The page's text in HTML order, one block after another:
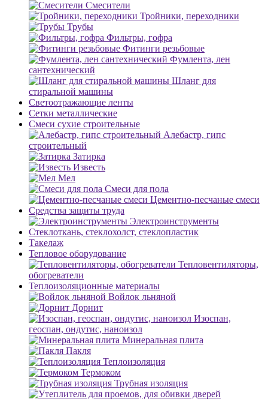
Смесители
Тройники, переходники
Трубы
Фильтры, гофра
Фитинги резьбовые
Фумлента, лен
сантехнический
Шланг для
стиральной машины
Светоотражающие ленты
Сетки металлические
Смеси сухие строительные
Алебастр, гипс
строительный
Затирка
Известь
Мел
Смеси для пола
Цементно-песчаные смеси
Средства защиты труда
Электроинструменты
Стеклоткань, стеклохолст, стеклопластик
Такелаж
Тепловое оборудование
Тепловентиляторы,
обогреватели
Теплоизоляционные материалы
Войлок льняной
Дорнит
Изоспан,
геоспан, ондутис, наноизол
Минеральная плита
Пакля
Теплоизоляция
Термоком
Трубная изоляция